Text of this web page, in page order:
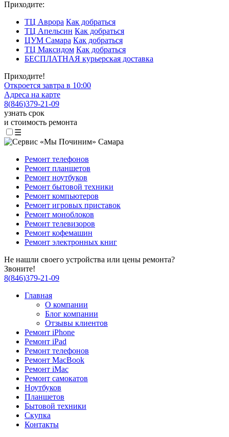
Приходите:
ТЦ Аврора Как добраться
ТЦ Апельсин Как добраться
ЦУМ Самара Как добраться
ТЦ Максидом Как добраться
БЕСПЛАТНАЯ курьерская доставка
Приходите!
Откроется завтра в 10:00
Адреса на карте
8(846)379-21-09
узнать срок
и стоимость ремонта
☰
Ремонт телефонов
Ремонт планшетов
Ремонт ноутбуков
Ремонт бытовой техники
Ремонт компьютеров
Ремонт игровых приставок
Ремонт моноблоков
Ремонт телевизоров
Ремонт кофемашин
Ремонт электронных книг
Не нашли своего устройства или цены ремонта?
Звоните!
8(846)379-21-09
Главная
О компании
Блог компании
Отзывы клиентов
Ремонт iPhone
Ремонт iPad
Ремонт телефонов
Ремонт MacBook
Ремонт iMac
Ремонт самокатов
Ноутбуков
Планшетов
Бытовой техники
Скупка
Контакты